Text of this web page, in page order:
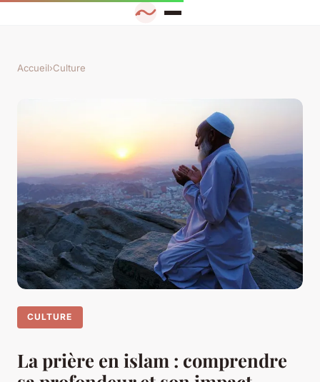
Accueil›Culture
CULTURE
La prière en islam : comprendre